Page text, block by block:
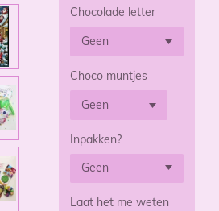
Chocolade letter
Choco muntjes
Inpakken?
Laat het me weten